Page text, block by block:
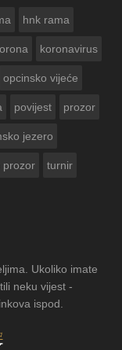
hnk rama
koronavirus
opcinsko vijeće
povijest prozor
jezero
prozor turnir
Ukoliko imate
neku vijest -
ispod.